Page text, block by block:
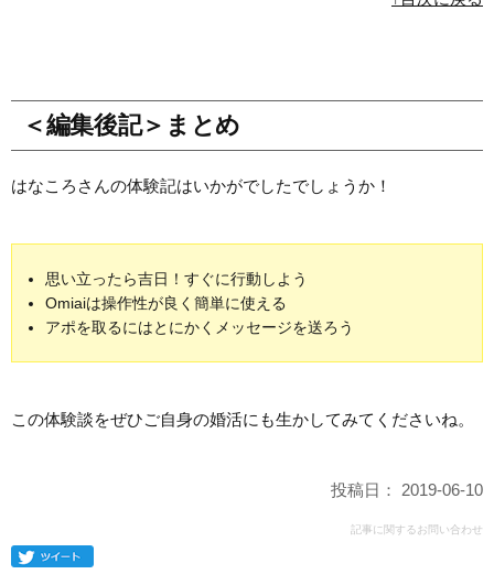
＜編集後記＞まとめ
はなころさんの体験記はいかがでしたでしょうか！
思い立ったら吉日！ すぐに行動しよう
Omiaiは操作性が良く簡単に使える
アポを取るにはとにかくメッセージを送ろう
この体験談をぜひご自身の婚活にも生かしてみてくださいね。
投稿日： 2019-06-10
記事に関するお問い合わせ